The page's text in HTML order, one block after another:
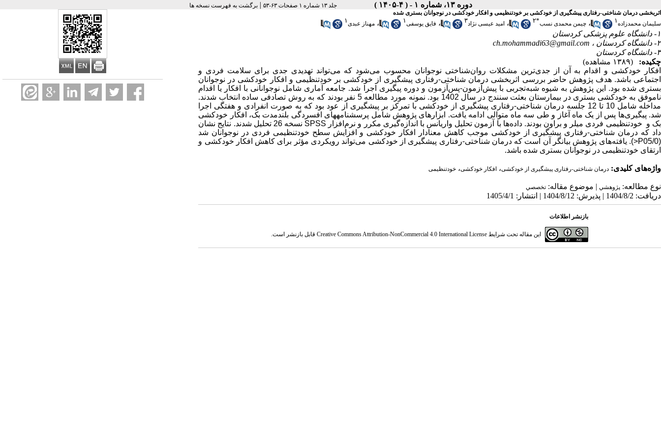
دوره ۱۳، شماره ۱ - ( ۴-۱۴۰۵ ) جلد ۱۳ شماره ۱ صفحات ۶۳-۵۳ |برگشت به فهرست نسخه ها
اثربخشی درمان شناختی-رفتاری پیشگیری از خودکشی بر خودتنظیمی و افکار خودکشی در نوجوانان بستری شده
سلیمان محمدزاده۱ ، چیمن محمدی نسب*۲ ، امید عیسی نژاد۳ ، فایق یوسفی۱ ، مهناز عبدی۱
۱- دانشگاه علوم پزشکی کردستان
۲- دانشگاه کردستان ،
ch.mohammadi63@gmail.com
۳- دانشگاه کردستان
چکیده:
(۱۳۸۹ مشاهده)
افکار خودکشی و اقدام به آن از جدی‌ترین مشکلات روان‌شناختی نوجوانان محسوب می‌شود که می‌تواند تهدیدی جدی برای سلامت فردی و
اجتماعی باشد. هدف پژوهش حاضر بررسی اثربخشی درمان شناختی-رفتاری پیشگیری از خودکشی بر خودتنظیمی و افکار خودکشی در نوجوانان
بستری شده بود.
این پژوهش به شیوه شبه‌تجربی با پیش‌آزمون-پس‌آزمون و دوره پیگیری اجرا شد. جامعه آماری شامل نوجوانانی با افکار یا اقدام
ناموفق به خودکشی بستری در بیمارستان بعثت سنندج در سال 1402 بود. نمونه مورد مطالعه 5 نفر بودند که به روش تصادفی ساده انتخاب شدند.
مداخله شامل 10 تا 12 جلسه درمان شناختی-رفتاری پیشگیری از خودکشی با تمرکز بر پیشگیری از عود بود که به صورت انفرادی و هفتگی اجرا
شد. پیگیری‌ها پس از یک ماه آغاز و طی سه ماه متوالی ادامه یافت. ابزارهای پژوهش شامل پرسشنامه­های افسردگی بلندمدت بک، افکار خودکشی
بک و خودتنظیمی فردی میلر و براون بودند. داده‌ها با آزمون تحلیل واریانس با اندازه‌گیری مکرر و نرم‌افزار SPSS نسخه 26 تحلیل شدند.
نتایج نشان
داد که درمان شناختی-رفتاری پیشگیری از خودکشی موجب کاهش معنادار افکار خودکشی و افزایش سطح خودتنظیمی فردی در نوجوانان شد
(05/0
P
<
). یافته‌های پژوهش بیانگر آن است که درمان شناختی-رفتاری پیشگیری از خودکشی می‌تواند رویکردی مؤثر برای کاهش افکار خودکشی و
ارتقای خودتنظیمی در نوجوانان بستری شده باشد.
واژه‌های کلیدی: درمان شناختی-رفتاری پیشگیری از خودکشی، افکار خودکشی، خودتنظیمی
نوع مطالعه: پژوهشي | موضوع مقاله: تخصصي
دریافت: 1404/8/2 | پذیرش: 1404/8/12 | انتشار: 1405/4/1
بازنشر اطلاعات
این مقاله تحت شرایط Creative Commons Attribution-NonCommercial 4.0 International Licenseقابل بازنشر است.